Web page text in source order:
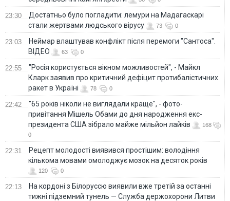
23:30
Достатньо було погладити: лемури на Мадагаскарі
стали жертвами людського вірусу
73 0
23:03
Неймар влаштував конфлікт після перемоги "Сантоса".
ВІДЕО
63 0
22:55
"Росія користується вікном можливостей", - Майкл
Кларк заявив про критичний дефіцит протибалістичних
ракет в Україні
78 0
22:42
"65 років ніколи не виглядали краще", - фото-
привітання Мішель Обами до дня народження екс-
президента США зібрало майже мільйон лайків
168
0
22:31
Рецепт молодості виявився простішим: володіння
кількома мовами омолоджує мозок на десяток років
120 0
22:13
На кордоні з Білоруссю виявили вже третій за останні
тижні підземний тунель — Служба держохорони Литви